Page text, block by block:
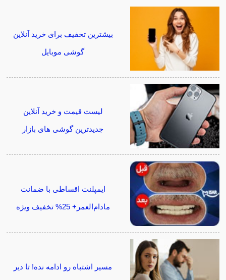
بیشترین تخفیف برای خرید آنلاین
گوشی موبایل
لیست قیمت و خرید آنلاین
جدیدترین گوشی های بازار
ایمپلنت اقساطی با ضمانت
مادام‌العمر+ 25% تخفیف ویژه
مسیر اشتباه رو ادامه نده! تا دیر